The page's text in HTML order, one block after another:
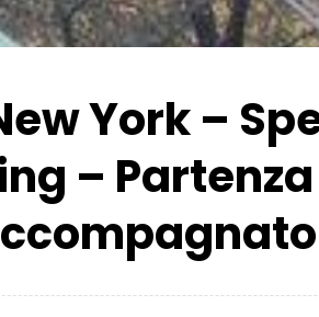
York –
–